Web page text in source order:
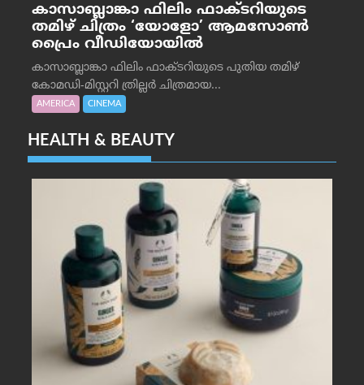
കാസാബ്ലാങ്കാ ഫിലിം ഫാക്ടറിയുടെ
തമിഴ് ചിത്രം ‘യോളോ’ ആമസോൺ
പ്രൈം വീഡിയോയിൽ
കാസാബ്ലാങ്കാ ഫിലിം ഫാക്ടറിയുടെ പുതിയ തമിഴ്
കോമഡി-മിസ്റ്ററി ത്രില്ലർ ചിത്രമായ...
AMERICA CINEMA
HEALTH & BEAUTY